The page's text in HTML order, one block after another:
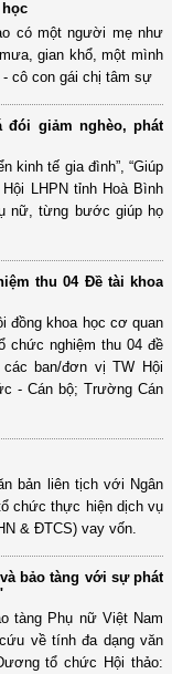
có một người mẹ như
gian khổ, một mình
cô con gái chị tâm sự
đói giảm nghèo, phát
kinh tế gia đình”, “Giúp
LHPN tỉnh Hoà Bình
nữ, từng bước giúp họ
thu 04 Đề tài khoa
đồng khoa học cơ quan
chức nghiệm thu 04 đề
ban/đơn vị TW Hội
- Cán bộ; Trường Cán
bản liên tịch với Ngân
chức thực hiện dịch vụ
& ĐTCS) vay vốn.
bảo tàng với sự phát
tàng Phụ nữ Việt Nam
về tính đa dạng văn
tổ chức Hội thảo: